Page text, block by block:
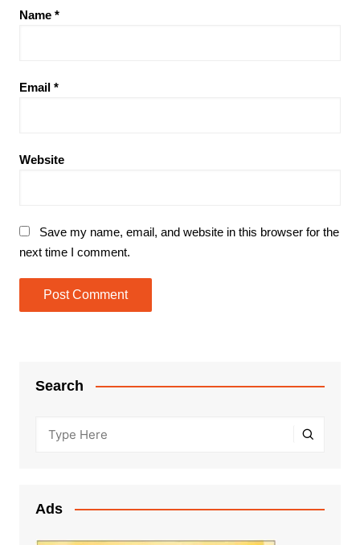
Name *
Email *
Website
Save my name, email, and website in this browser for the
next time I comment.
Search
Ads